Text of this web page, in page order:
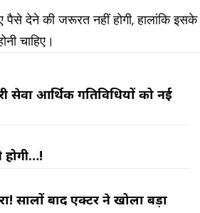
देने की जरूरत नहीं होगी, हालांकि इसके
चाहिए।
सेवा आर्थिक गतिविधियों को नई
सालों बाद एक्टर ने खोला बड़ा